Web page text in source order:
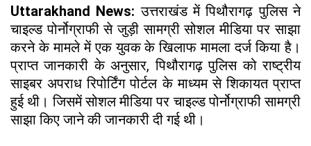
Uttarakhand News:उत्तराखंड में पिथौरागढ़ पुलिस ने
चाइल्ड पोर्नोग्राफी से जुड़ी सामग्री सोशल मीडिया पर साझा
करने के मामले में एक युवक के खिलाफ मामला दर्ज किया है।
प्राप्त जानकारी के अनुसार, पिथौरागढ़ पुलिस को राष्ट्रीय
साइबर अपराध रिपोर्टिंग पोर्टल के माध्यम से शिकायत प्राप्त
हुई थी। जिसमें सोशल मीडिया पर चाइल्ड पोर्नोग्राफी सामग्री
साझा किए जाने की जानकारी दी गई थी।